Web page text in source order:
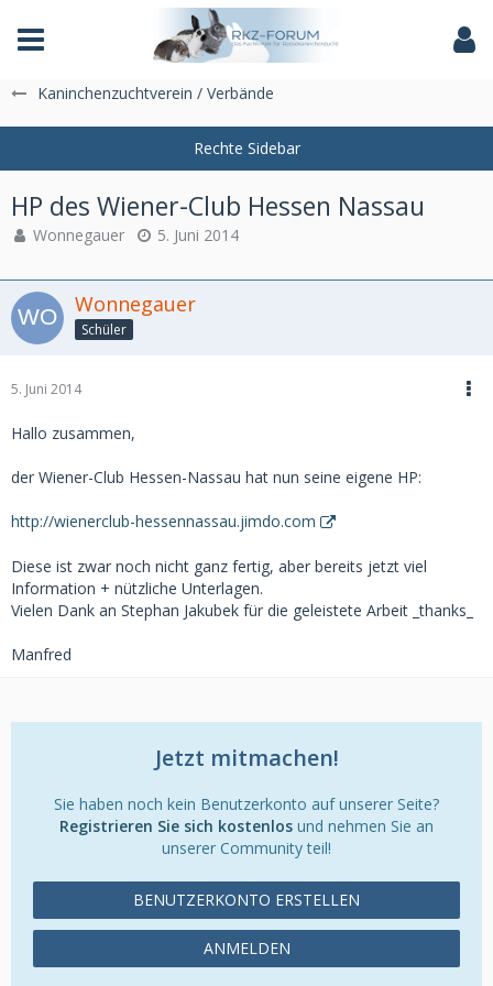
Das Fachforum der Rassekaninchenzucht
Kaninchenzuchtverein / Verbände
HP des Wiener-Club Hessen Nassau
Wonnegauer 5. Juni 2014
Wonnegauer
Schüler
5. Juni 2014
Hallo zusammen,
der Wiener-Club Hessen-Nassau hat nun seine eigene HP:
http://wienerclub-hessennassau.jimdo.com
Diese ist zwar noch nicht ganz fertig, aber bereits jetzt viel
Information + nützliche Unterlagen.
Vielen Dank an Stephan Jakubek für die geleistete Arbeit _thanks_
Manfred
Jetzt mitmachen!
Sie haben noch kein Benutzerkonto auf unserer Seite?
Registrieren Sie sich kostenlos und nehmen Sie an
unserer Community teil!
BENUTZERKONTO ERSTELLEN
ANMELDEN